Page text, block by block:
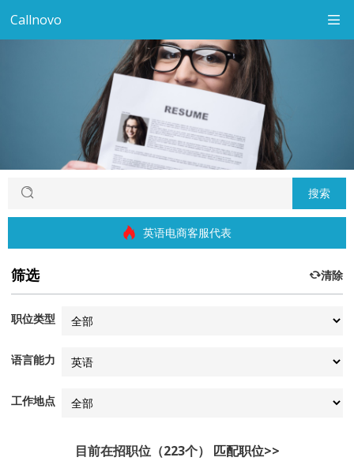
Callnovo
搜索
英语电商客服代表
筛选 清除
职位类型
语言能力
工作地点
目前在招职位（223个） 匹配职位>>